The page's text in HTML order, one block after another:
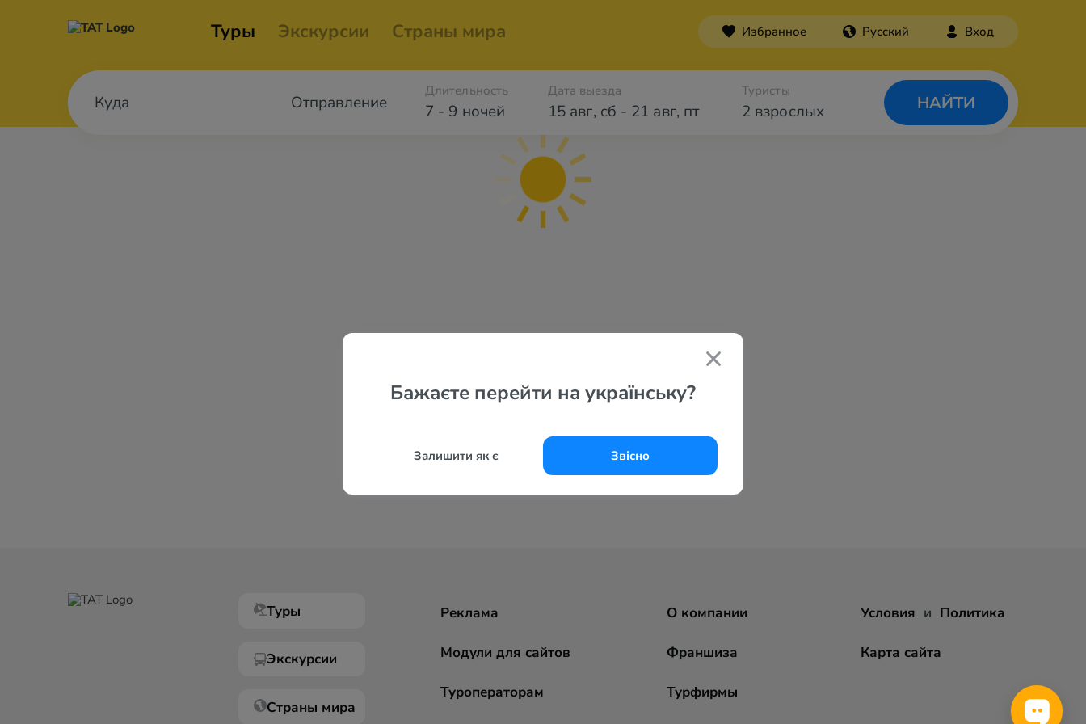
Туры Экскурсии Страны мира Избранное Русский Вход
Отправление 7 - 9 ночей
Длительность Дата выезда
15 авг, сб - 21 авг, пт 2 взрослых
Туристы
НАЙТИ
Бажаєте перейти на українську?
Залишити як є Звісно
Туры
Экскурсии
Страны мира
Реклама
Модули для сайтов
Туроператорам
О компании
Франшиза
Турфирмы
Условия и Политика
Карта сайта